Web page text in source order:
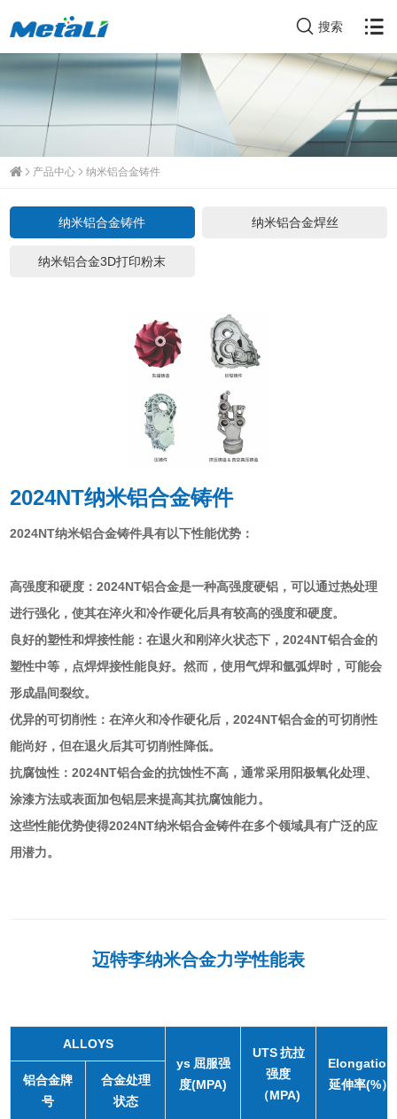
搜索
产品中心 纳米铝合金铸件
纳米铝合金铸件 纳米铝合金焊丝
纳米铝合金3D打印粉末
2024NT纳米铝合金铸件
2024NT纳米铝合金铸件具有以下性能优势：
‌高强度和硬度‌：2024NT铝合金是一种高强度硬铝，可以通过热处理
进行强化，使其在淬火和冷作硬化后具有较高的强度和硬度‌。
‌良好的塑性和焊接性能‌：在退火和刚淬火状态下，2024NT铝合金的
塑性中等，点焊焊接性能良好。然而，使用气焊和氩弧焊时，可能会
形成晶间裂纹‌。
‌优异的可切削性‌：在淬火和冷作硬化后，2024NT铝合金的可切削性
能尚好，但在退火后其可切削性降低‌。
‌抗腐蚀性‌：2024NT铝合金的抗蚀性不高，通常采用阳极氧化处理、
涂漆方法或表面加包铝层来提高其抗腐蚀能力‌。
这些性能优势使得2024NT纳米铝合金铸件在多个领域具有广泛的应
用潜力。
迈特李纳米合金力学性能表
ALLOYS
ys 屈服强
度(MPA)
UTS 抗拉
强度
（MPA)
Elongation
延伸率(%）
铝合金牌
号
合金处理
状态